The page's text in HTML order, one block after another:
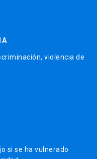
violencia de
si se ha vulnerado